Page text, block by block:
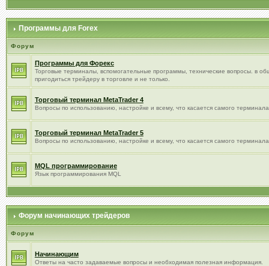
Программы для Forex
Форум
Программы для Форекс
Торговые терминалы, вспомогательные программы, технические вопросы. в
пригодиться трейдеру в торговле и не только.
Торговый терминал МetaTrader 4
Вопросы по использованию, настройке и всему, что касается самого
Торговый терминал МetaTrader 5
Вопросы по использованию, настройке и всему, что касается самого
MQL программирование
Язык программирования MQL
Форум начинающих трейдеров
Форум
Начинающим
Ответы на часто задаваемые вопросы и необходимая полезная информация.